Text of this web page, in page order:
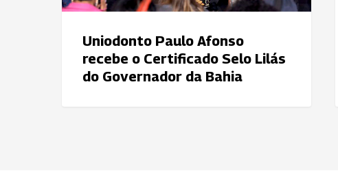
Governador
BahiaUniodonto Paulo Afonso
recebe o Certificado Selo Lilás
do Governador da Bahia